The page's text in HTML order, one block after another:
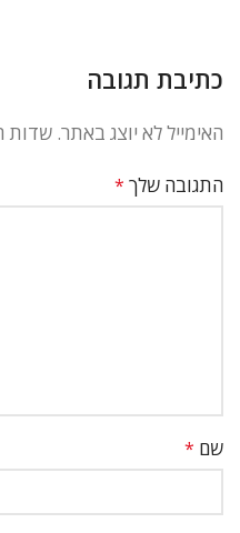
כתיבת תגובה
האימייל לא יוצג באתר. שדות
התגובה שלך *
שם *